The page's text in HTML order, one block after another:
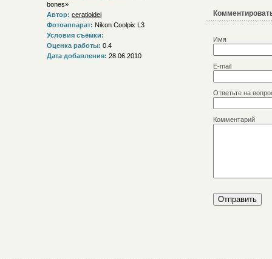
bones»
Автор: ceratioidei
Фотоаппарат: Nikon Coolpix L3
Условия съёмки:
Оценка работы: 0.4
Дата добавления: 28.06.2010
Имя
E-mail
Ответьте на
Комментарий